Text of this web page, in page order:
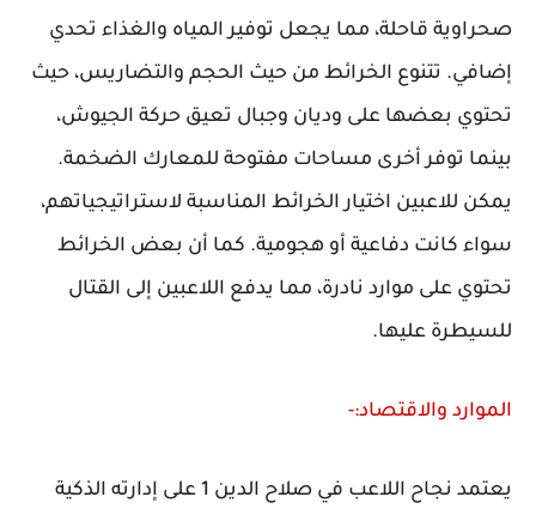
صحراوية قاحلة، مما يجعل توفير المياه والغذاء تحدي
إضافي. تتنوع الخرائط من حيث الحجم والتضاريس، حيث
تحتوي بعضها على وديان وجبال تعيق حركة الجيوش،
بينما توفر أخرى مساحات مفتوحة للمعارك الضخمة.
يمكن للاعبين اختيار الخرائط المناسبة لاستراتيجياتهم،
سواء كانت دفاعية أو هجومية. كما أن بعض الخرائط
تحتوي على موارد نادرة، مما يدفع اللاعبين إلى القتال
للسيطرة عليها.
الموارد والاقتصاد:-
يعتمد نجاح اللاعب في صلاح الدين 1 على إدارته الذكية